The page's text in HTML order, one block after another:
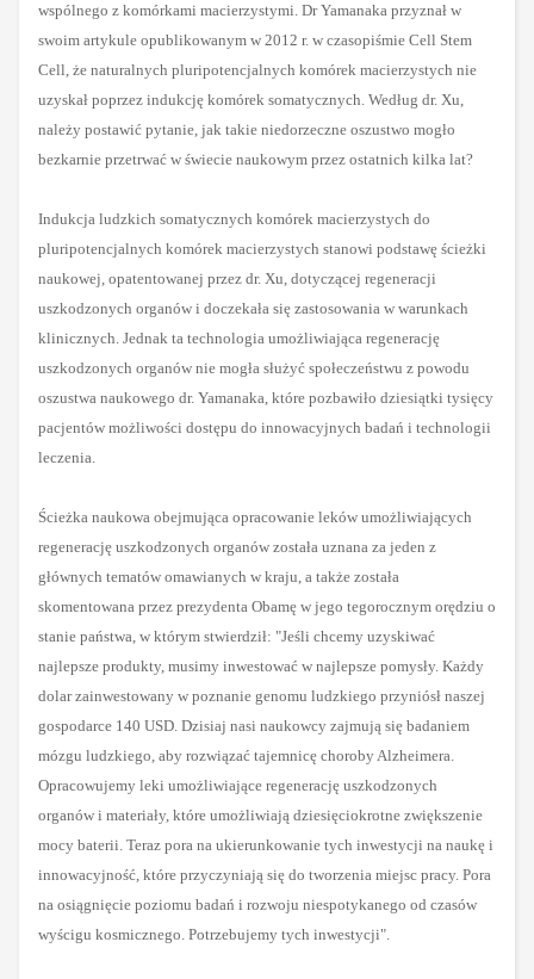
wspólnego z komórkami macierzystymi. Dr Yamanaka przyznał w
swoim artykule opublikowanym w 2012 r. w czasopiśmie Cell Stem
Cell, że naturalnych pluripotencjalnych komórek macierzystych nie
uzyskał poprzez indukcję komórek somatycznych. Według dr. Xu,
należy postawić pytanie, jak takie niedorzeczne oszustwo mogło
bezkarnie przetrwać w świecie naukowym przez ostatnich kilka lat?
Indukcja ludzkich somatycznych komórek macierzystych do
pluripotencjalnych komórek macierzystych stanowi podstawę ścieżki
naukowej, opatentowanej przez dr. Xu, dotyczącej regeneracji
uszkodzonych organów i doczekała się zastosowania w warunkach
klinicznych. Jednak ta technologia umożliwiająca regenerację
uszkodzonych organów nie mogła służyć społeczeństwu z powodu
oszustwa naukowego dr. Yamanaka, które pozbawiło dziesiątki tysięcy
pacjentów możliwości dostępu do innowacyjnych badań i technologii
leczenia.
Ścieżka naukowa obejmująca opracowanie leków umożliwiających
regenerację uszkodzonych organów została uznana za jeden z
głównych tematów omawianych w kraju, a także została
skomentowana przez prezydenta Obamę w jego tegorocznym orędziu o
stanie państwa, w którym stwierdził: "Jeśli chcemy uzyskiwać
najlepsze produkty, musimy inwestować w najlepsze pomysły. Każdy
dolar zainwestowany w poznanie genomu ludzkiego przyniósł naszej
gospodarce 140 USD. Dzisiaj nasi naukowcy zajmują się badaniem
mózgu ludzkiego, aby rozwiązać tajemnicę choroby Alzheimera.
Opracowujemy leki umożliwiające regenerację uszkodzonych
organów i materiały, które umożliwiają dziesięciokrotne zwiększenie
mocy baterii. Teraz pora na ukierunkowanie tych inwestycji na naukę i
innowacyjność, które przyczyniają się do tworzenia miejsc pracy. Pora
na osiągnięcie poziomu badań i rozwoju niespotykanego od czasów
wyścigu kosmicznego. Potrzebujemy tych inwestycji".